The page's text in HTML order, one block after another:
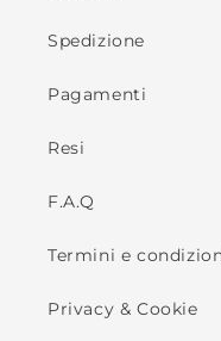
Spedizione
Pagamenti
Resi
F.A.Q
Termini e
Privacy & Cookie